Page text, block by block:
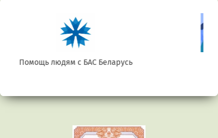
Беларусь. Gluten free
Предыдущий